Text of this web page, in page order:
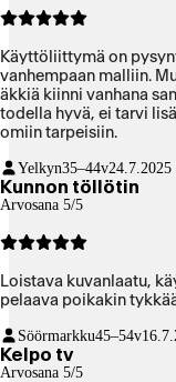
Käyttöliittymä on
vanhempaan malliin.
äkkiä kiinni vanhana
todella hyvä, ei tarvi
omiin tarpeisiin.
Yelkyn35–44v24.7.2025
Kunnon töllötin
Arvosana 5/5
Loistava kuvanlaatu,
pelaava poikakin
Söörmarkku45–54v
Kelpo tv
Arvosana 5/5